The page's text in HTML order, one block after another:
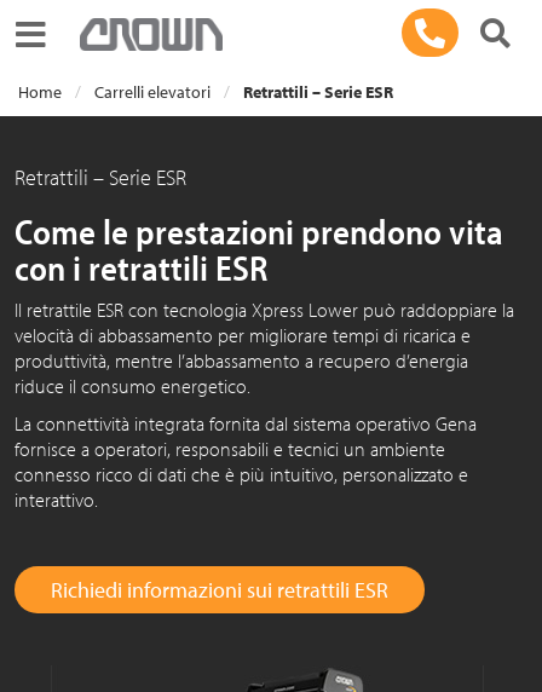
Toggle navigation
Home Carrelli elevatori Retrattili – Serie ESR
Retrattili – Serie ESR
Come le prestazioni prendono vita
con i retrattili ESR
Il retrattile ESR con tecnologia Xpress Lower può raddoppiare la
velocità di abbassamento per migliorare tempi di ricarica e
produttività, mentre l’abbassamento a recupero d’energia
riduce il consumo energetico.
La connettività integrata fornita dal sistema operativo Gena
fornisce a operatori, responsabili e tecnici un ambiente
connesso ricco di dati che è più intuitivo, personalizzato e
interattivo.
Richiedi informazioni sui retrattili ESR